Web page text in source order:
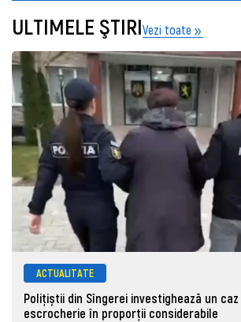
ULTIMELE ŞTIRIVezi toate
ACTUALITATE
Polițiștii din Sîngerei investighează un caz
escrocherie în proporții considerabile